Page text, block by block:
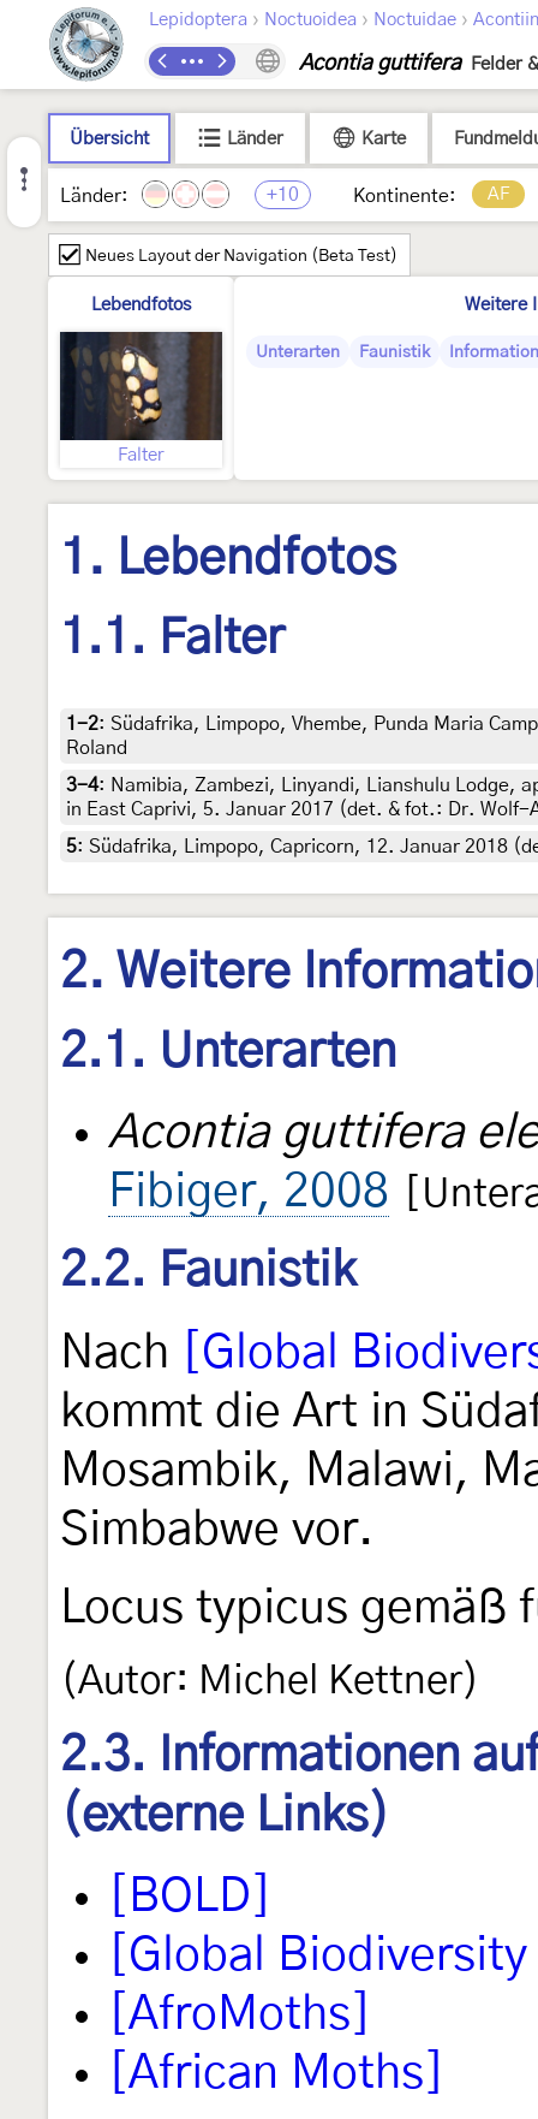
Lepidoptera › Noctuoidea › Noctuidae ›
Acontia guttifera Felder
Übersicht Länder Karte
Länder: +10 Kontinente: AF
Neues Layout der Navigation (Beta Test)
Lebendfotos
Falter
Weitere
Unterarten Faunistik
1. Lebendfotos
1.1. Falter
1-2: Südafrika, Limpopo, Vhembe, Punda Maria
Roland
3-4: Namibia, Zambezi, Linyandi, Lianshulu Lodge,
in East Caprivi, 5. Januar 2017 (det. & fot.: Dr. Wolf-
5: Südafrika, Limpopo, Capricorn, 12. Januar 2018
2. Weitere
2.1. Unterarten
Acontia guttifera
Fibiger, 2008
2.2. Faunistik
Nach
[Global
kommt die Art in
Mosambik, Malawi,
Simbabwe vor.
Locus typicus gemäß
(Autor: Michel Kettner)
2.3. Informationen
(externe Links)
[BOLD]
[Global
[AfroMoths]
[African Moths]